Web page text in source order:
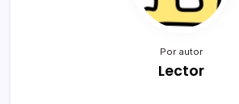
Por autor
Lector